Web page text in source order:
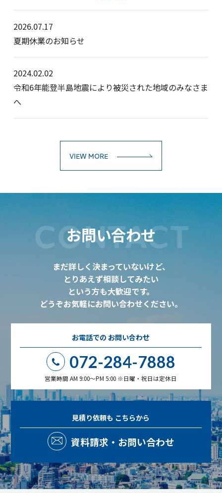
2026.07.17
夏期休業のお知らせ
2024.02.02
令和6年能登半島地震により被災された地域のみなさま
へ
VIEW MORE
お問い合わせ
CONTACT
まだ詳しく決まっていないけど、
とりあえず相談してみたい
という方も大歓迎です。
どうぞお気軽にお問い合わせください。
お電話での お問い合わせ
072-284-7888
営業時間 AM 9:00～PM 5:00 ※日曜・祝日は定休日
見積り依頼も こちらから
資料請求・お問い合わせ